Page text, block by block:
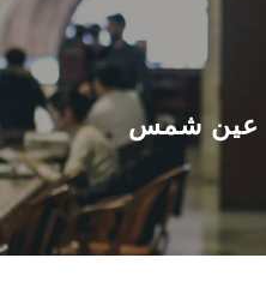
عن الجامعة
القطاعـات
الشئون الأكاديمية
البحث العلمي
عين شمس